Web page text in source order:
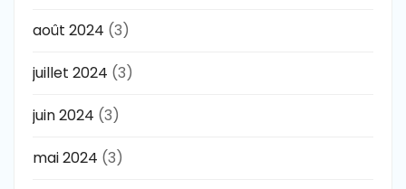
août 2024 (3)
juillet 2024 (3)
juin 2024 (3)
mai 2024 (3)